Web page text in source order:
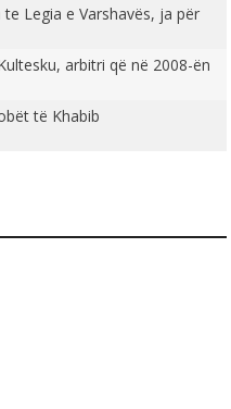
Legia e Varshavës, ja për
arbitri që në 2008-ën
të Khabib